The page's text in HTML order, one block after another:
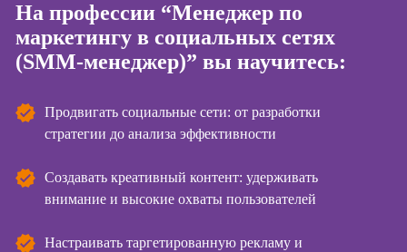
Курсы
копирайтинга
Курсы по
контента
оптимизации
сайтов (seo-
На профессии “Менеджер по
маркетингу в социальных сетях
(SMM-менеджер)” вы научитесь:
Продвигать социальные сети: от разработки
стратегии до анализа эффективности
Создавать креативный контент: удерживать
внимание и высокие охваты пользователей
Настраивать таргетированную рекламу и